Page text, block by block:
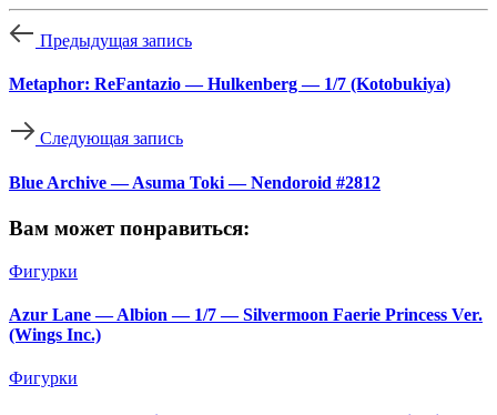
Предыдущая запись
Metaphor: ReFantazio — Hulkenberg — 1/7 (Kotobukiya)
Следующая запись
Blue Archive — Asuma Toki — Nendoroid #2812
Вам может понравиться:
Фигурки
Azur Lane — Albion — 1/7 — Silvermoon Faerie Princess Ver.
(Wings Inc.)
Фигурки